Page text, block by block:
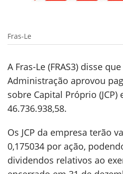
Fras-Le
A Fras-Le (FRAS3) disse
Administração aprovou
sobre Capital Próprio
46.736.938,58.
Os JCP da empresa terão
0,175034 por ação,
dividendos relativos ao